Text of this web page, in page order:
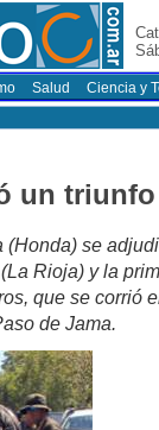
Salud Ciencia y
un triunfo
se
Rioja) y la
que se corrió
de Jama.